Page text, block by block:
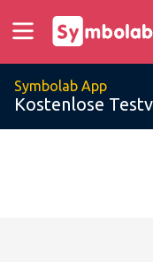
Symbolab App
Kostenlose